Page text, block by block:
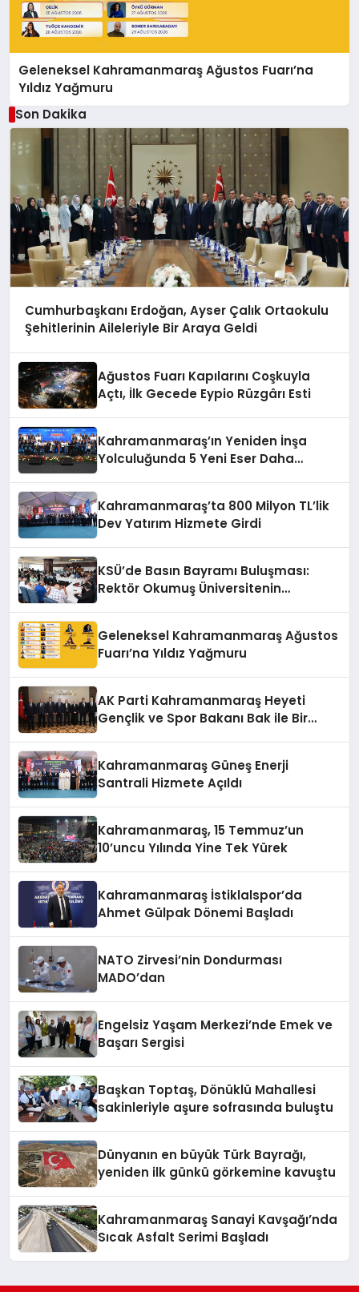
Geleneksel Kahramanmaraş Ağustos Fuarı’na
Yıldız Yağmuru
Son Dakika
Cumhurbaşkanı Erdoğan, Ayser Çalık Ortaokulu
Şehitlerinin Aileleriyle Bir Araya Geldi
Ağustos Fuarı Kapılarını Coşkuyla
Açtı, İlk Gecede Eypio Rüzgârı Esti
Kahramanmaraş’ın Yeniden İnşa
Yolculuğunda 5 Yeni Eser Daha
Kahramanmaraş’ta 800 Milyon TL’lik
Dev Yatırım Hizmete Girdi
KSÜ’de Basın Bayramı Buluşması:
Rektör Okumuş Üniversitenin
Geleneksel Kahramanmaraş Ağustos
Fuarı’na Yıldız Yağmuru
AK Parti Kahramanmaraş Heyeti
Gençlik ve Spor Bakanı Bak ile Bir
Kahramanmaraş Güneş Enerji
Santrali Hizmete Açıldı
Kahramanmaraş, 15 Temmuz’un
10’uncu Yılında Yine Tek Yürek
Kahramanmaraş İstiklalspor’da
Ahmet Gülpak Dönemi Başladı
NATO Zirvesi’nin Dondurması
MADO’dan
Engelsiz Yaşam Merkezi’nde Emek ve
Başarı Sergisi
Başkan Toptaş, Dönüklü Mahallesi
sakinleriyle aşure sofrasında buluştu
Dünyanın en büyük Türk Bayrağı,
yeniden ilk günkü görkemine kavuştu
Kahramanmaraş Sanayi Kavşağı’nda
Sıcak Asfalt Serimi Başladı